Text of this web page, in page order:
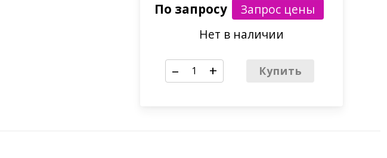
По запросу
Нет в наличии
– + Купить